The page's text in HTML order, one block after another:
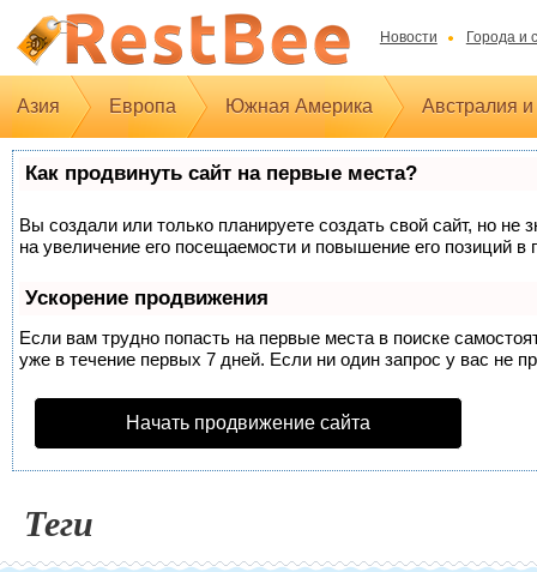
Новости Города и
Азия Европа Южная Америка Австралия
Как продвинуть сайт на первые места?
Вы создали или только планируете создать свой сайт, но
на увеличение его посещаемости и повышение его позиций в
Ускорение продвижения
Если вам трудно попасть на первые места в поиске
уже в течение первых 7 дней. Если ни один запрос у вас не
Начать продвижение сайта
Теги